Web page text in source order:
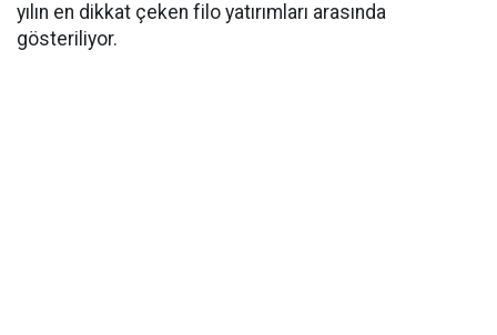
yılın en dikkat çeken filo yatırımları arasında
gösteriliyor.